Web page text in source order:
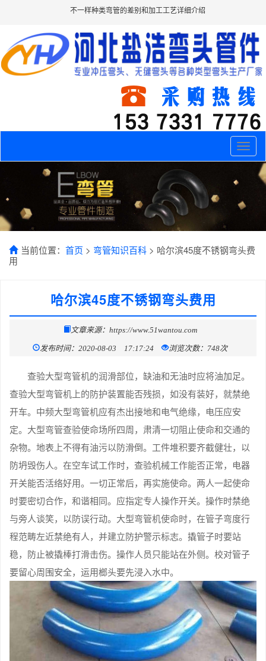
不一样种类弯管的差别和加工工艺详细介绍
Toggle
当前位置： 首页 > 弯管知识百科 > 哈尔滨45度不锈钢弯头费
用
哈尔滨45度不锈钢弯头费用
文章来源：https://www.51wantou.com
发布时间：2020-08-03 17:17:24 浏览次数：748次
查验大型弯管机的润滑部位，缺油和无油时应将油加足。
查验大型弯管机上的防护装置能否残损，如没有装好，就禁绝
开车。中频大型弯管机应有杰出接地和电气绝缘，电压应安
定。大型弯管查验使命场所四周，肃清一切阻止使命和交通的
杂物。地表上不得有油污以防滑倒。工件堆积要齐截健壮，以
防坍毁伤人。在空车试工作时，查验机械工作能否正常，电器
开关能否活络好用。一切正常后，再实施使命。两人一起使命
时要密切合作，和谐相同。应指定专人操作开关。操作时禁绝
与旁人谈笑，以防误行动。大型弯管机使命时，在管子弯度行
程范畴左近禁绝有人，并建立防护警示标志。撬管子时要站
稳，防止被撬棒打滑击伤。操作人员只能站在外侧。校对管子
要留心周围安全，运用榔头要先浸入水中。